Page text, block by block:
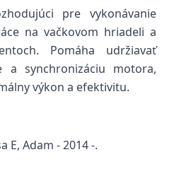
pre vykonávanie
na vačkovom hriadeli a
Pomáha udržiavať
a synchronizáciu motora,
výkon a efektivitu.
E, Adam - 2014 -.